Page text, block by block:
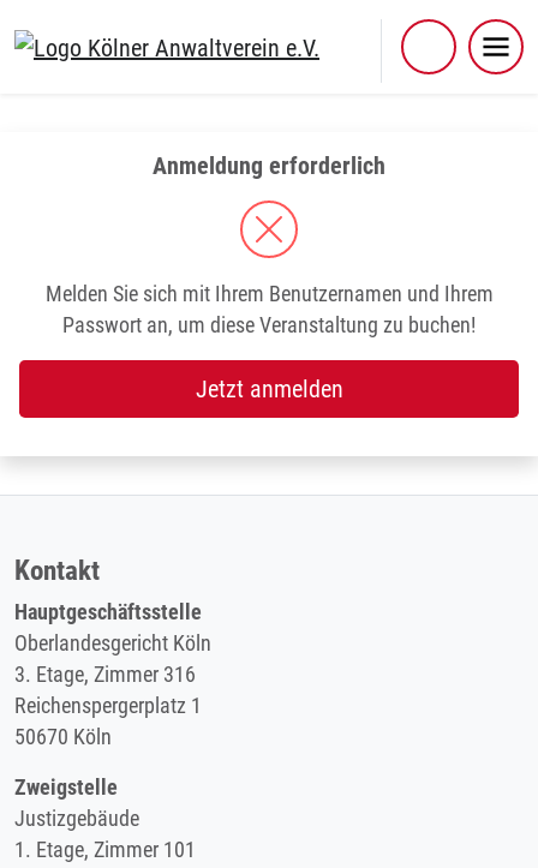
Anmeldung erforderlich
Melden Sie sich mit Ihrem Benutzernamen und Ihrem
Passwort an, um diese Veranstaltung zu buchen!
Jetzt anmelden
Kontakt
Hauptgeschäftsstelle
Oberlandesgericht Köln
3. Etage, Zimmer 316
Reichenspergerplatz 1
50670 Köln
Zweigstelle
Justizgebäude
1. Etage, Zimmer 101